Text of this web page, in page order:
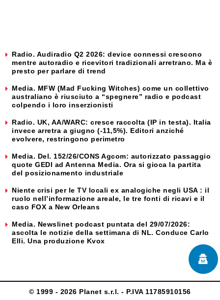
Radio. Audiradio Q2 2026: device connessi crescono
mentre autoradio e ricevitori tradizionali arretrano. Ma è
presto per parlare di trend
Media. MFW (Mad Fucking Witches) come un collettivo
australiano è riusciuto a “spegnere” radio e podcast
colpendo i loro inserzionisti
Radio. UK, AA/WARC: cresce raccolta (IP in testa). Italia
invece arretra a giugno (-11,5%). Editori anziché
evolvere, restringono perimetro
Media. Del. 152/26/CONS Agcom: autorizzato passaggio
quote GEDI ad Antenna Media. Ora si gioca la partita
del posizionamento industriale
Niente crisi per le TV locali ex analogiche negli USA : il
ruolo nell’informazione areale, le tre fonti di ricavi e il
caso FOX a New Orleans
Media. Newslinet podcast puntata del 29/07/2026:
ascolta le notizie della settimana di NL. Conduce Carlo
Elli. Una produzione Kvox
© 1999 - 2026 Planet s.r.l. - P.IVA 11785910156